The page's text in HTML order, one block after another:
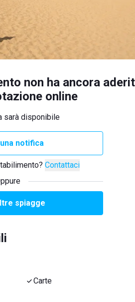
non ha ancora
online
sarà disponibile
notifica
Contattaci
spiagge
Carte